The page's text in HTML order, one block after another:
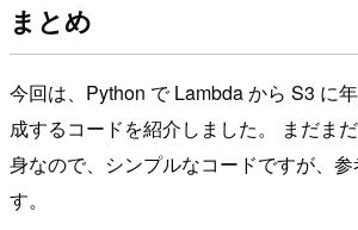
まとめ
今回は、Python で Lambda から S3 に
成するコードを紹介しました。 まだま
身なので、シンプルなコードですが、
す。